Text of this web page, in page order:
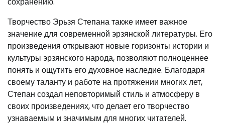
Творчество Эрьзя Степана также имеет важное
значение для современной эрзянской литературы. Его
произведения открывают новые горизонты истории и
культуры эрзянского народа, позволяют полноценнее
понять и ощутить его духовное наследие. Благодаря
своему таланту и работе на протяжении многих лет,
Степан создал неповторимый стиль и атмосферу в
своих произведениях, что делает его творчество
узнаваемым и значимым для многих читателей.